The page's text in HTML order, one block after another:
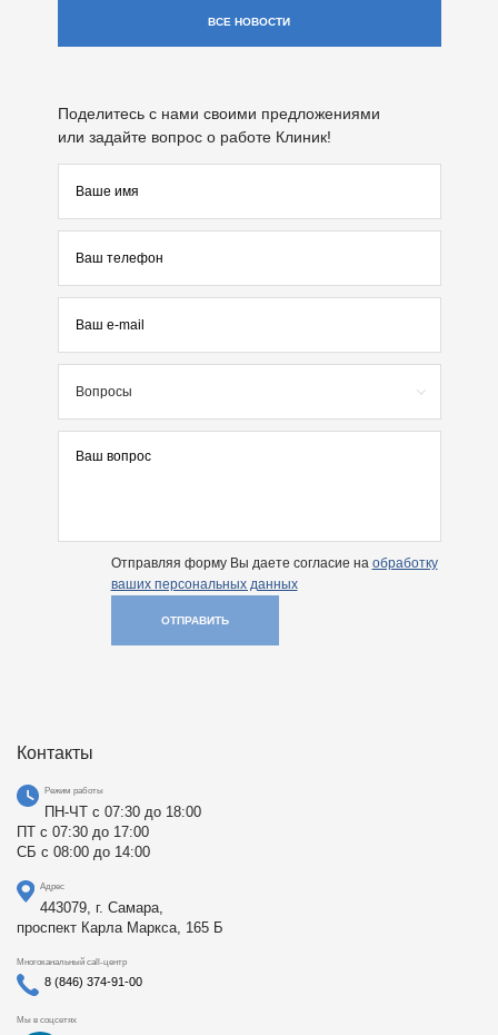
ВСЕ НОВОСТИ
Поделитесь с нами своими предложениями
или задайте вопрос о работе Клиник!
Вопросы
Отправляя форму Вы даете согласие на обработку
ваших персональных данных
ОТПРАВИТЬ
Контакты
Режим работы
ПН-ЧТ с 07:30 до 18:00
ПТ с 07:30 до 17:00
СБ с 08:00 до 14:00
Адрес
443079, г. Самара,
проспект Карла Маркса, 165 Б
Многоканальный call-центр
8 (846) 374-91-00
Мы в соцсетях